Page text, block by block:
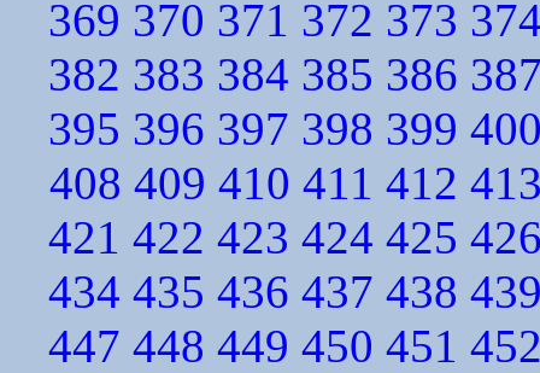
369 370 371 372 373
382 383 384 385 386
395 396 397 398 399
408 409 410 411 412
421 422 423 424 425
434 435 436 437 438
447 448 449 450 451